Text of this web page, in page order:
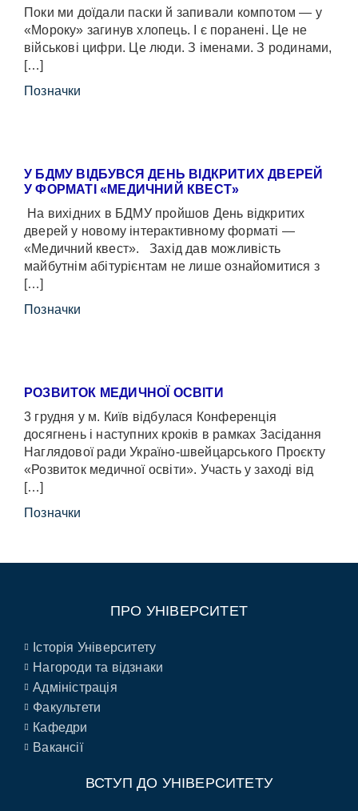
Поки ми доїдали паски й запивали компотом — у
«Мороку» загинув хлопець. І є поранені. Це не
військові цифри. Це люди. З іменами. З родинами,
[…]
Позначки
У БДМУ ВІДБУВСЯ ДЕНЬ ВІДКРИТИХ ДВЕРЕЙ
У ФОРМАТІ «МЕДИЧНИЙ КВЕСТ»
На вихідних в БДМУ пройшов День відкритих
дверей у новому інтерактивному форматі —
«Медичний квест». Захід дав можливість
майбутнім абітурієнтам не лише ознайомитися з
[…]
Позначки
РОЗВИТОК МЕДИЧНОЇ ОСВІТИ
3 грудня у м. Київ відбулася Конференція
досягнень і наступних кроків в рамках Засідання
Наглядової ради Україно-швейцарського Проєкту
«Розвиток медичної освіти». Участь у заході від
[…]
Позначки
ПРО УНІВЕРСИТЕТ
Історія Університету
Нагороди та відзнаки
Адміністрація
Факультети
Кафедри
Вакансії
ВСТУП ДО УНІВЕРСИТЕТУ